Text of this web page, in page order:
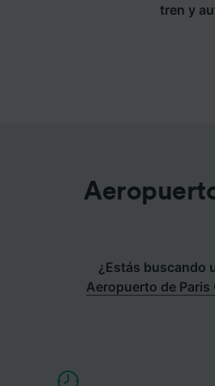
tren y
¿Estás buscando
Aeropuerto de Paris